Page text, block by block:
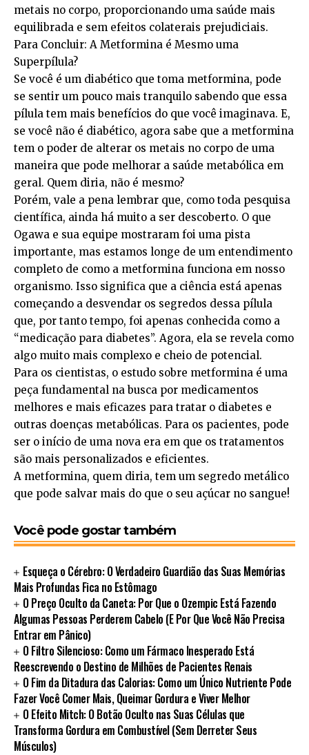
metais no corpo, proporcionando uma saúde mais
equilibrada e sem efeitos colaterais prejudiciais.
Para Concluir: A Metformina é Mesmo uma
Superpílula?
Se você é um diabético que toma metformina, pode
se sentir um pouco mais tranquilo sabendo que essa
pílula tem mais benefícios do que você imaginava. E,
se você não é diabético, agora sabe que a metformina
tem o poder de alterar os metais no corpo de uma
maneira que pode melhorar a saúde metabólica em
geral. Quem diria, não é mesmo?
Porém, vale a pena lembrar que, como toda pesquisa
científica, ainda há muito a ser descoberto. O que
Ogawa e sua equipe mostraram foi uma pista
importante, mas estamos longe de um entendimento
completo de como a metformina funciona em nosso
organismo. Isso significa que a ciência está apenas
começando a desvendar os segredos dessa pílula
que, por tanto tempo, foi apenas conhecida como a
“medicação para diabetes”. Agora, ela se revela como
algo muito mais complexo e cheio de potencial.
Para os cientistas, o estudo sobre metformina é uma
peça fundamental na busca por medicamentos
melhores e mais eficazes para tratar o diabetes e
outras doenças metabólicas. Para os pacientes, pode
ser o início de uma nova era em que os tratamentos
são mais personalizados e eficientes.
A metformina, quem diria, tem um segredo metálico
que pode salvar mais do que o seu açúcar no sangue!
Você pode gostar também
Esqueça o Cérebro: O Verdadeiro Guardião das Suas Memórias
Mais Profundas Fica no Estômago
O Preço Oculto da Caneta: Por Que o Ozempic Está Fazendo
Algumas Pessoas Perderem Cabelo (E Por Que Você Não Precisa
Entrar em Pânico)
O Filtro Silencioso: Como um Fármaco Inesperado Está
Reescrevendo o Destino de Milhões de Pacientes Renais
O Fim da Ditadura das Calorias: Como um Único Nutriente Pode
Fazer Você Comer Mais, Queimar Gordura e Viver Melhor
O Efeito Mitch: O Botão Oculto nas Suas Células que
Transforma Gordura em Combustível (Sem Derreter Seus
Músculos)